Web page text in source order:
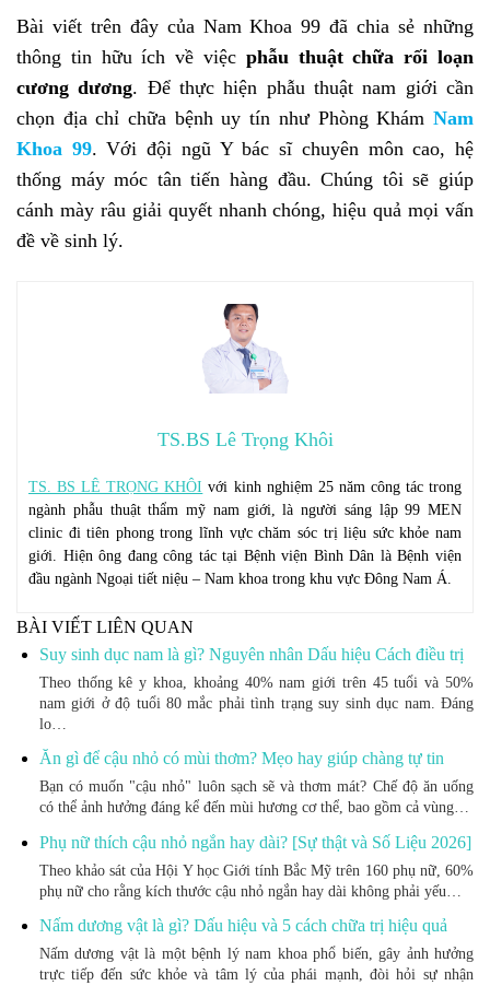
Bài viết trên đây của Nam Khoa 99 đã chia sẻ những
thông tin hữu ích về việc phẫu thuật chữa rối loạn
cương dương. Để thực hiện phẫu thuật nam giới cần
chọn địa chỉ chữa bệnh uy tín như Phòng Khám Nam
Khoa 99. Với đội ngũ Y bác sĩ chuyên môn cao, hệ
thống máy móc tân tiến hàng đầu. Chúng tôi sẽ giúp
cánh mày râu giải quyết nhanh chóng, hiệu quả mọi vấn
đề về sinh lý.
TS.BS Lê Trọng Khôi
TS. BS LÊ TRỌNG KHÔI với kinh nghiệm 25 năm công tác trong
ngành phẫu thuật thẩm mỹ nam giới, là người sáng lập 99 MEN
clinic đi tiên phong trong lĩnh vực chăm sóc trị liệu sức khỏe nam
giới. Hiện ông đang công tác tại Bệnh viện Bình Dân là Bệnh viện
đầu ngành Ngoại tiết niệu – Nam khoa trong khu vực Đông Nam Á.
BÀI VIẾT LIÊN QUAN
Suy sinh dục nam là gì? Nguyên nhân Dấu hiệu Cách điều trị
Theo thống kê y khoa, khoảng 40% nam giới trên 45 tuổi và 50%
nam giới ở độ tuổi 80 mắc phải tình trạng suy sinh dục nam. Đáng
lo…
Ăn gì để cậu nhỏ có mùi thơm? Mẹo hay giúp chàng tự tin
Bạn có muốn "cậu nhỏ" luôn sạch sẽ và thơm mát? Chế độ ăn uống
có thể ảnh hưởng đáng kể đến mùi hương cơ thể, bao gồm cả vùng…
Phụ nữ thích cậu nhỏ ngắn hay dài? [Sự thật và Số Liệu 2026]
Theo khảo sát của Hội Y học Giới tính Bắc Mỹ trên 160 phụ nữ, 60%
phụ nữ cho rằng kích thước cậu nhỏ ngắn hay dài không phải yếu…
Nấm dương vật là gì? Dấu hiệu và 5 cách chữa trị hiệu quả
Nấm dương vật là một bệnh lý nam khoa phổ biến, gây ảnh hưởng
trực tiếp đến sức khỏe và tâm lý của phái mạnh, đòi hỏi sự nhận